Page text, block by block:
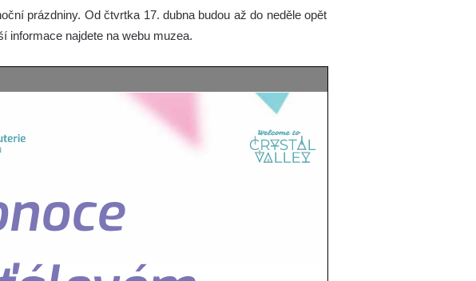
prázdniny. Od čtvrtka 17. dubna budou až do neděle opět
informace najdete na webu muzea.